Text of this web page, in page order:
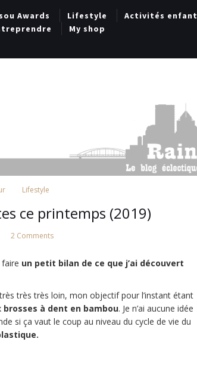
Awards Lifestyle Activités enfant
My shop
Lifestyle
ce printemps (2019)
2 Comments
faire un petit bilan de ce que j’ai découvert
très très loin, mon objectif pour l’instant étant
brosses à dent en bambou. Je n’ai aucune idée
si ça vaut le coup au niveau du cycle de vie du